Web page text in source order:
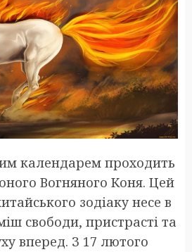
календарем проходить
Вогняного Коня. Цей
зодіаку несе в
свободи, пристрасті та
вперед. З 17 лютого